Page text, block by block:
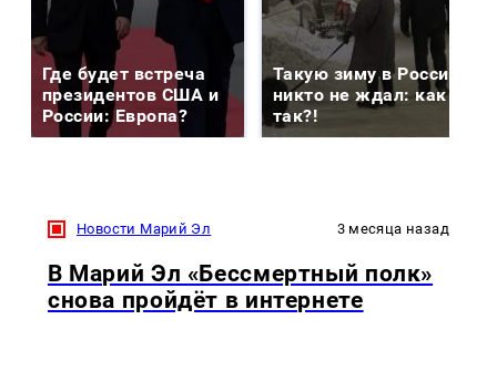
Где будет встреча
президентов США и
России: Европа?
Такую зиму в России
никто не ждал: как
так?!
Новости Марий Эл 3 месяца назад
В Марий Эл «Бессмертный полк»
снова пройдёт в интернете